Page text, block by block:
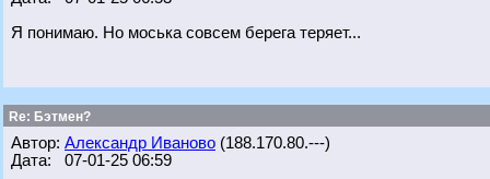
Я понимаю. Но моська совсем берега теряет...
Re: Бэтмен?
Автор: Александр Иваново (188.170.80.---)
Дата: 07-01-25 06:59